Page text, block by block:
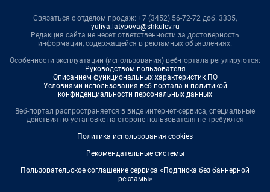
Связаться с отделом продаж: +7 (3452) 56-72-72 доб. 3335,
yuliya.latypova@shkulev.ru
Редакция сайта не несет ответственности за достоверность
информации, содержащейся в рекламных объявлениях.
Особенности эксплуатации (использования) веб-портала регулируются:
Руководством пользователя
Описанием функциональных характеристик ПО
Условиями использования веб-портала и политикой
конфиденциальности персональных данных
Веб-портал распространяется в виде интернет-сервиса, специальные
действия по установке на стороне пользователя не требуются
Политика использования cookies
Рекомендательные системы
Пользовательское соглашение сервиса «Подписка без баннерной
рекламы»